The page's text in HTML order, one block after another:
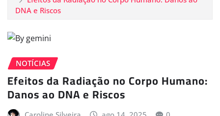
DNA e Riscos
NOTÍCIAS
Efeitos da Radiação no Corpo Humano:
Danos ao DNA e Riscos